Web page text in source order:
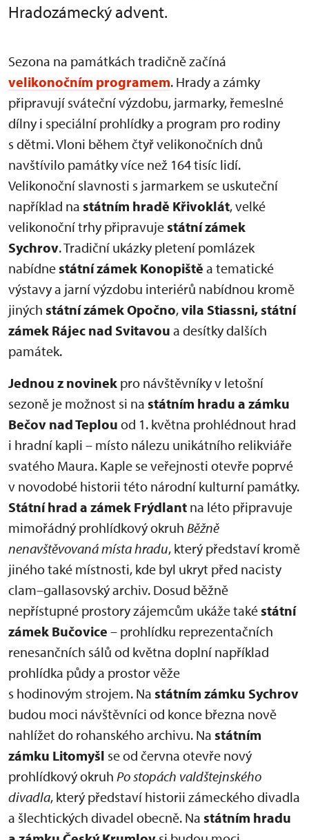
Hradozámecký advent.
Sezona na památkách tradičně začíná
velikonočním programem. Hrady a zámky
připravují sváteční výzdobu, jarmarky, řemeslné
dílny i speciální prohlídky a program pro rodiny
s dětmi. Vloni během čtyř velikonočních dnů
navštívilo památky více než 164 tisíc lidí.
Velikonoční slavnosti s jarmarkem se uskuteční
například na státním hradě Křivoklát, velké
velikonoční trhy připravujestátní zámek
Sychrov. Tradiční ukázky pletení pomlázek
nabídnestátní zámek Konopiště a tematické
výstavy a jarní výzdobu interiérů nabídnou kromě
jiných státní zámek Opočno,vila Stiassni, státní
zámek Rájec nad Svitavou a desítky dalších
památek.
Jednou z novinek pro návštěvníky v letošní
sezoně je možnost si na státním hradu a zámku
Bečov nad Teplou od 1. května prohlédnout hrad
i hradní kapli – místo nálezu unikátního relikviáře
svatého Maura. Kaple se veřejnosti otevře poprvé
v novodobé historii této národní kulturní památky.
Státní hrad a zámek Frýdlant na léto připravuje
mimořádný prohlídkový okruh Běžně
nenavštěvovaná místa hradu, který představí kromě
jiného také místnosti, kde byl ukryt před nacisty
clam–gallasovský archiv. Dosud běžně
nepřístupné prostory zájemcům ukáže takéstátní
zámek Bučovice – prohlídku reprezentačních
renesančních sálů od května doplní například
prohlídka půdy a prostor věže
s hodinovým strojem. Na státním zámku Sychrov
budou moci návštěvníci od konce března nově
nahlížet do rohanského archivu. Na státním
zámku Litomyšl se od června otevře nový
prohlídkový okruh Po stopách valdštejnského
divadla, který představí historii zámeckého divadla
a šlechtických divadel obecně. Na státním hradu